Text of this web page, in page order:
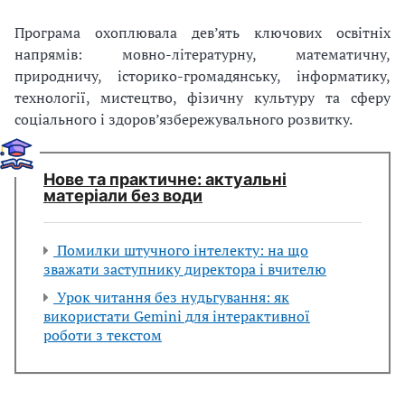
Програма охоплювала дев’ять ключових освітніх
напрямів: мовно-літературну, математичну,
природничу, історико-громадянську, інформатику,
технології, мистецтво, фізичну культуру та сферу
соціального і здоров’язбережувального розвитку.
Нове та практичне: актуальні
матеріали без води
Помилки штучного інтелекту: на що
зважати заступнику директора і вчителю
Урок читання без нудьгування: як
використати Gemini для інтерактивної
роботи з текстом